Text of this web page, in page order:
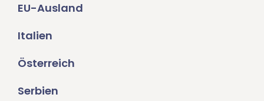
EU-Ausland
Italien
Österreich
Serbien